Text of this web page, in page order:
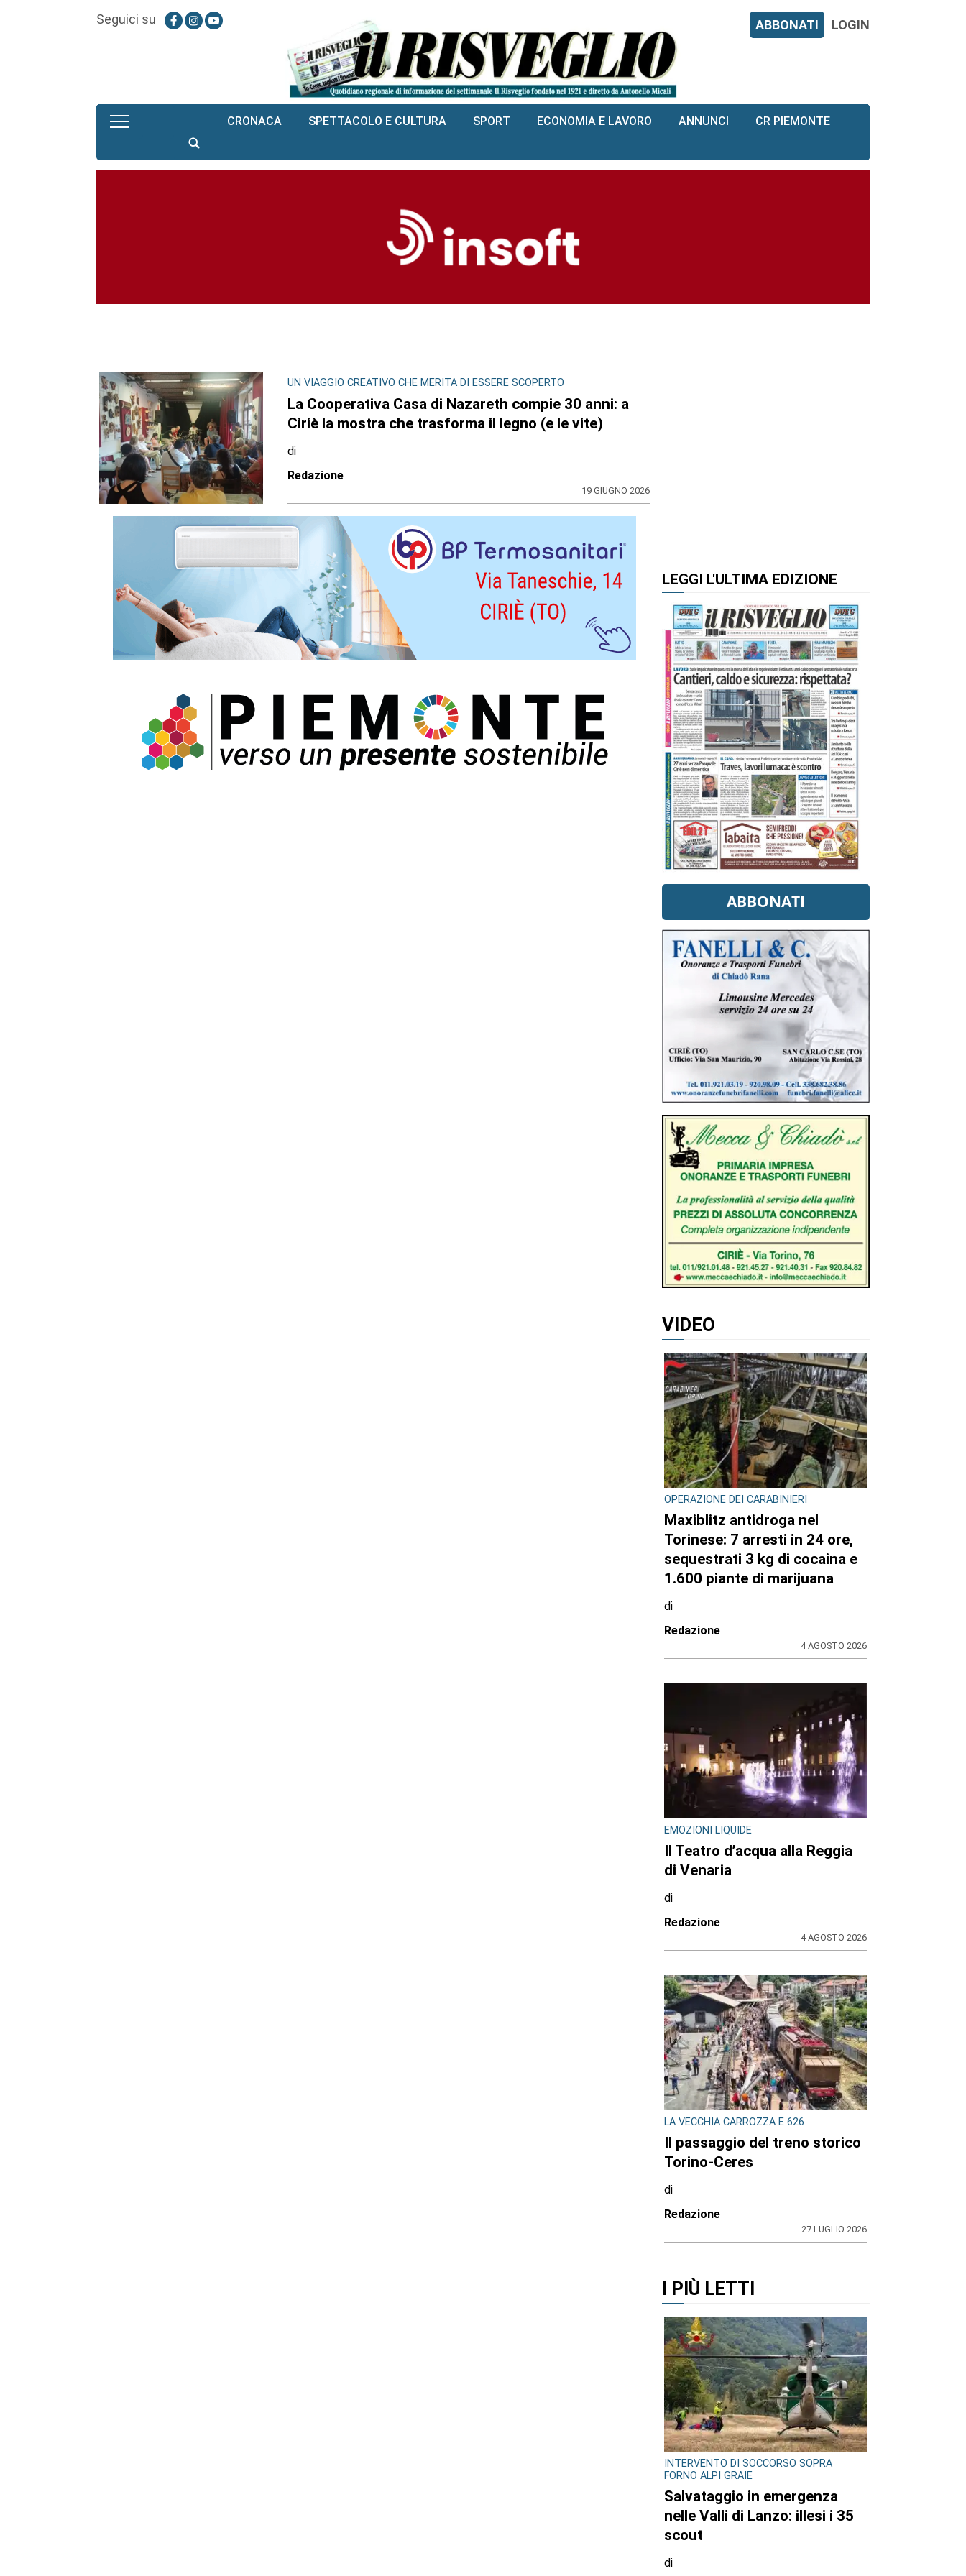
Seguici su ABBONATI LOGIN
CRONACA SPETTACOLO E CULTURA SPORT ECONOMIA E LAVORO ANNUNCI CR PIEMONTE
UN VIAGGIO CREATIVO CHE MERITA DI ESSERE SCOPERTO
La Cooperativa Casa di Nazareth compie 30 anni: a
Ciriè la mostra che trasforma il legno (e le vite)
di
Redazione
19 GIUGNO 2026
LEGGI L'ULTIMA EDIZIONE
ABBONATI
VIDEO
OPERAZIONE DEI CARABINIERI
Maxiblitz antidroga nel
Torinese: 7 arresti in 24 ore,
sequestrati 3 kg di cocaina e
1.600 piante di marijuana
di
Redazione
4 AGOSTO 2026
EMOZIONI LIQUIDE
Il Teatro d’acqua alla Reggia
di Venaria
di
Redazione
4 AGOSTO 2026
LA VECCHIA CARROZZA E 626
Il passaggio del treno storico
Torino-Ceres
di
Redazione
27 LUGLIO 2026
I PIÙ LETTI
INTERVENTO DI SOCCORSO SOPRA
FORNO ALPI GRAIE
Salvataggio in emergenza
nelle Valli di Lanzo: illesi i 35
scout
di